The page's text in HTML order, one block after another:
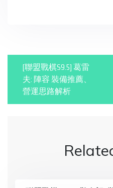
s
[聯盟戰棋S9.5] 葛雷
夫: 陣容 裝備推薦、
營運思路解析